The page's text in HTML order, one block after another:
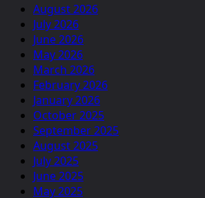
August 2026
July 2026
June 2026
May 2026
March 2026
February 2026
January 2026
October 2025
September 2025
August 2025
July 2025
June 2025
May 2025